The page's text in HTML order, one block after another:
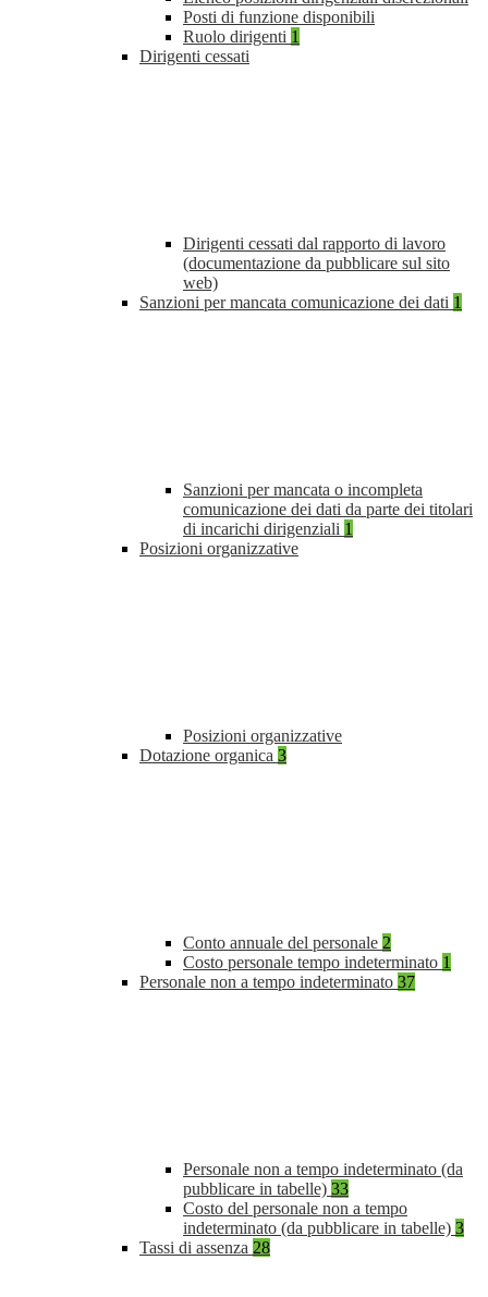
Posti di funzione disponibili
Ruolo dirigenti 1
Dirigenti cessati
Dirigenti cessati dal rapporto di lavoro
(documentazione da pubblicare sul sito
web)
Sanzioni per mancata comunicazione dei dati 1
Sanzioni per mancata o incompleta
comunicazione dei dati da parte dei titolari
di incarichi dirigenziali 1
Posizioni organizzative
Posizioni organizzative
Dotazione organica 3
Conto annuale del personale 2
Costo personale tempo indeterminato 1
Personale non a tempo indeterminato 37
Personale non a tempo indeterminato (da
pubblicare in tabelle) 33
Costo del personale non a tempo
indeterminato (da pubblicare in tabelle) 3
Tassi di assenza 28